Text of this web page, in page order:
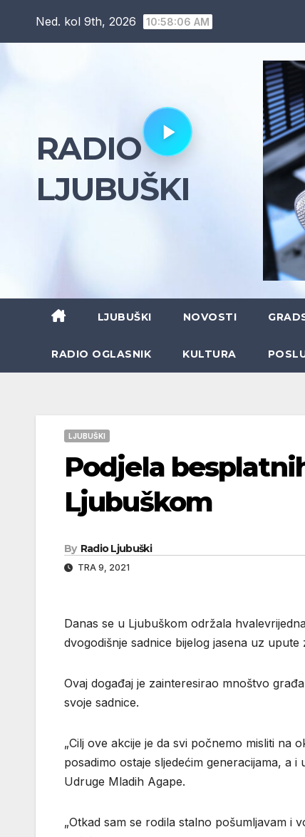
Ned. kol 9th, 2026 10:58:07 AM
RADIO
LJUBUŠKI
LJUBUŠKI NOVOSTI
RADIO OGLASNIK KULTURA
LJUBUŠKI
Podjela
Ljubuškom
By Radio Ljubuški
TRA 9, 2021
Danas se u Ljubuškom održala
dvogodišnje sadnice bijelog jasena uz upute
Ovaj događaj je zainteresirao mnoštvo
svoje sadnice.
„Cilj ove akcije je da svi počnemo misliti
posadimo ostaje sljedećim generacijama, a
Udruge Mladih Agape.
„Otkad sam se rodila stalno pošumljavam i